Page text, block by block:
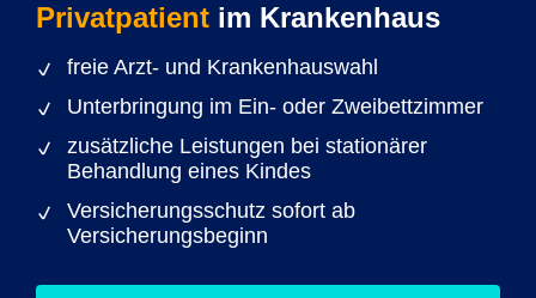
Privatpatient im Krankenhaus
freie Arzt- und Krankenhauswahl
Unterbringung im Ein- oder Zweibettzimmer
zusätzliche Leistungen bei stationärer
Behandlung eines Kindes
Versicherungsschutz sofort ab
Versicherungsbeginn